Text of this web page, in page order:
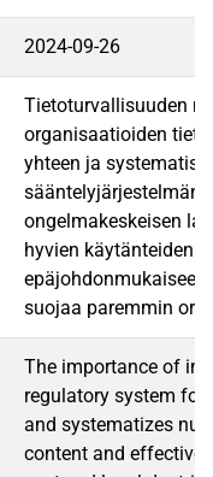
2024-09-26
Tietoturvallisuuden
organisaatioiden
yhteen ja
sääntelyjärjestelmän
ongelmakeskeisen
hyvien käytänteiden
suojaa paremmin
The importance of
regulatory system
and systematizes
content and